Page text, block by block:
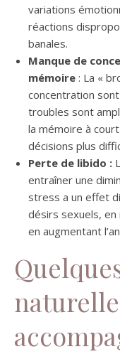
variations
réactions
banales.
Manque de
mémoire : La «
concentration
troubles sont
la mémoire à
décisions plus
Perte de libido :
entraîner une
stress a un effet
désirs sexuels, en
en augmentant